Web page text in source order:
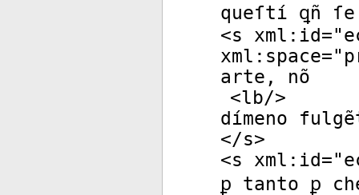
queſtí ꝗñ
<s xml:id="
xml:space="
arte, nõ
<lb/>
dímeno
</s>
<s xml:id="
ꝑ tanto ꝑ